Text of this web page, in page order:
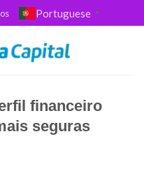
Portuguese ▼
financeiro
seguras